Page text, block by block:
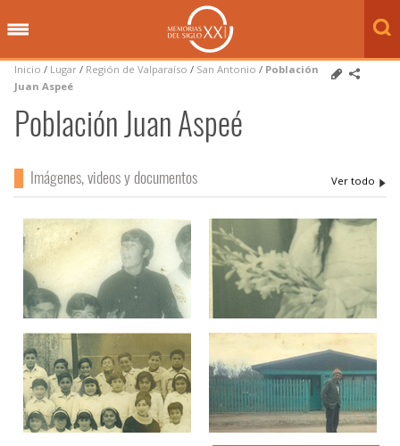
Inicio / Lugar / Región de Valparaíso / San Antonio / Población
Juan Aspeé
Población Juan Aspeé
Imágenes, videos y documentos